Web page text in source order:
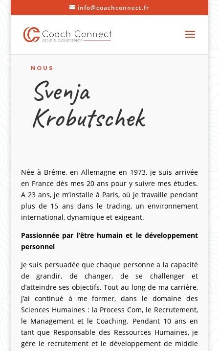
info@coachconnect.fr
NOUS
Svenja
Krobutschek
Née à Brême, en Allemagne en 1973, je suis arrivée
en France dès mes 20 ans pour y suivre mes études.
A 23 ans, je m’installe à Paris, où je travaille pendant
plus de 15 ans dans le trading, un environnement
international, dynamique et exigeant.
Passionnée par l’être humain et le développement
personnel
Je suis persuadée que chaque personne a la capacité
de grandir, de changer, de se challenger et
d’atteindre ses objectifs. Tout au long de ma carrière,
j’ai continué à me former, dans le domaine des
Sciences Humaines : la Process Com, le Recrutement,
le Management et le Coaching. Pendant 10 ans en
tant que Responsable des Ressources Humaines, je
gère le recrutement et le développement de middle